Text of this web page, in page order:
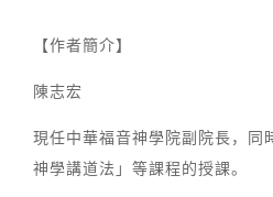
【作者簡介】
陳志宏
現任中華福音神學院副院長，同
神學講道法」等課程的授課。